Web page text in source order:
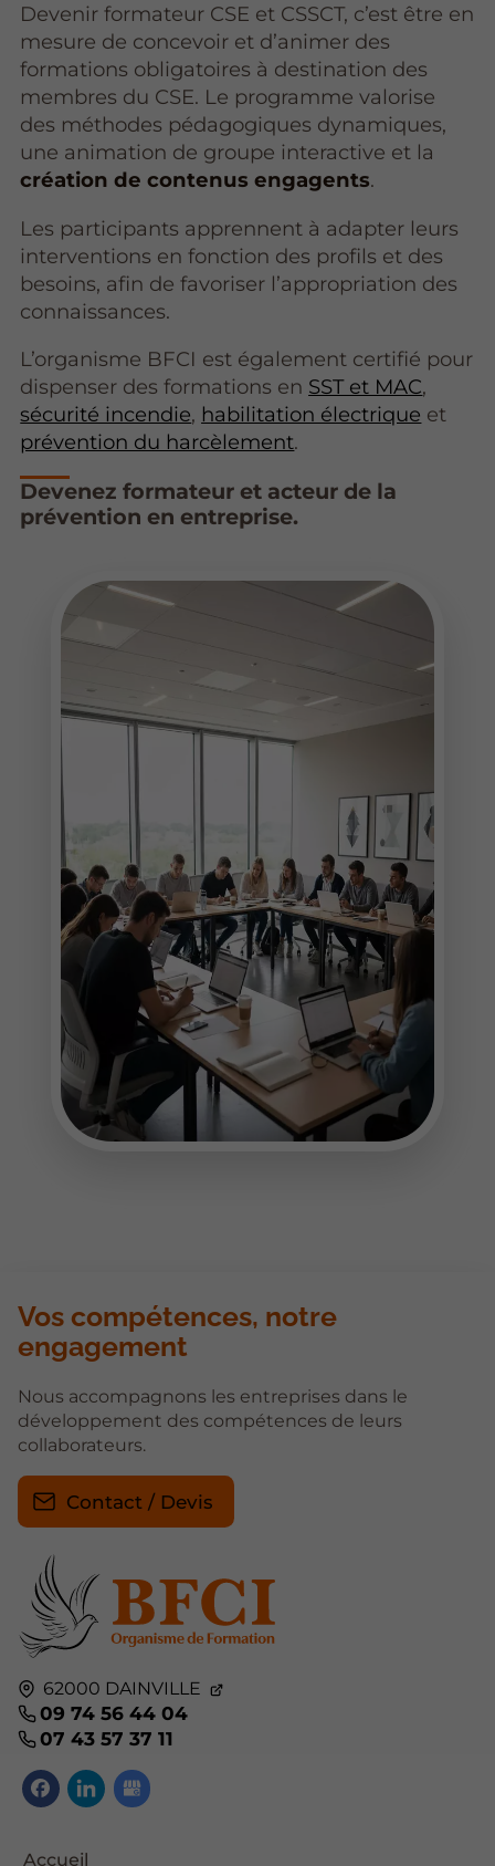
Devenir formateur CSE et CSSCT, c’est être en
mesure de concevoir et d’animer des
formations obligatoires à destination des
membres du CSE. Le programme valorise
des méthodes pédagogiques dynamiques,
une animation de groupe interactive et la
création de contenus engagents.
Les participants apprennent à adapter leurs
interventions en fonction des profils et des
besoins, afin de favoriser l’appropriation des
connaissances.
L’organisme BFCI est également certifié pour
dispenser des formations en SST et MAC,
sécurité incendie, habilitation électrique et
prévention du harcèlement.
Devenez formateur et acteur de la
prévention en entreprise.
62000 DAINVILLE
09 74 56 44 04
07 43 57 37 11
Accueil
Vos compétences, notre
engagement
Nous accompagnons les entreprises dans le
développement des compétences de leurs
collaborateurs.
Contact / Devis